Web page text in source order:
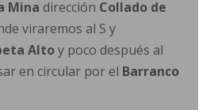
Mina dirección Collado de
viraremos al S y
Altoy poco después al
en circular por el Barranco